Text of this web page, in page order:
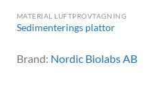
MATERIAL LUFTPROVTAGNING
Sedimenterings plattor
Brand: Nordic Biolabs AB